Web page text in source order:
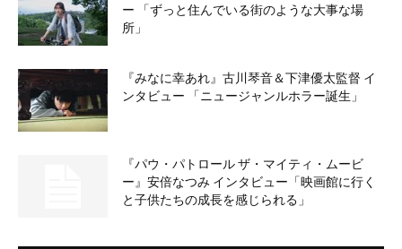
ー 「ずっと住んでいる街のような大事な場
所」
『みなに幸あれ』古川琴音＆下津優太監督 イ
ンタビュー 「ニュージャンルホラー誕生」
『パウ・パトロール ザ・マイティ・ムービ
ー』安倍なつみ インタビュー「映画館に行く
と子供たちの成長を感じられる」